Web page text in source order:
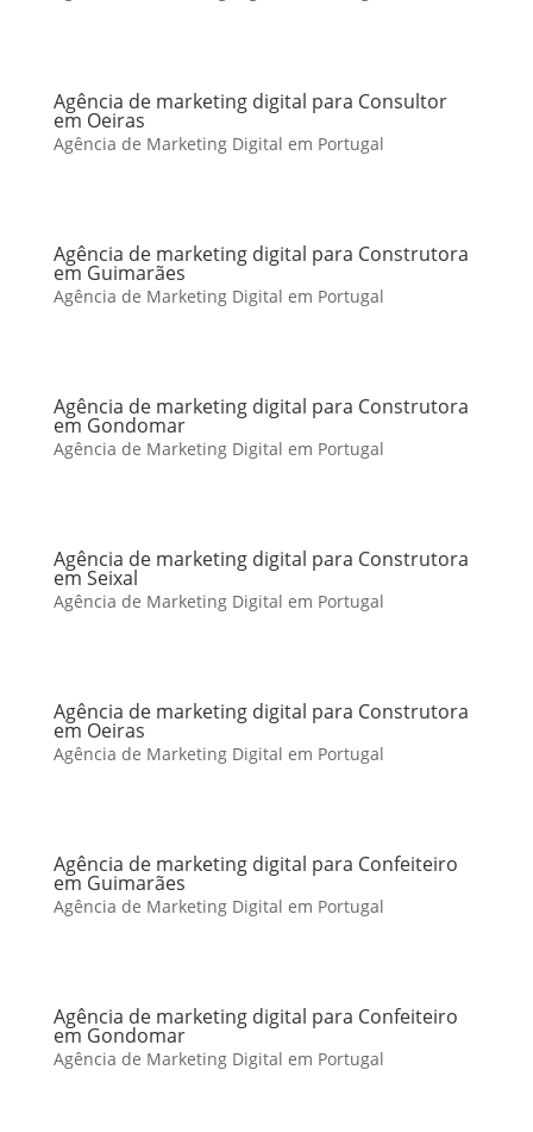
Agência de marketing digital para Consultor
em Oeiras
Agência de Marketing Digital em Portugal
Agência de marketing digital para Construtora
em Guimarães
Agência de Marketing Digital em Portugal
Agência de marketing digital para Construtora
em Gondomar
Agência de Marketing Digital em Portugal
Agência de marketing digital para Construtora
em Seixal
Agência de Marketing Digital em Portugal
Agência de marketing digital para Construtora
em Oeiras
Agência de Marketing Digital em Portugal
Agência de marketing digital para Confeiteiro
em Guimarães
Agência de Marketing Digital em Portugal
Agência de marketing digital para Confeiteiro
em Gondomar
Agência de Marketing Digital em Portugal